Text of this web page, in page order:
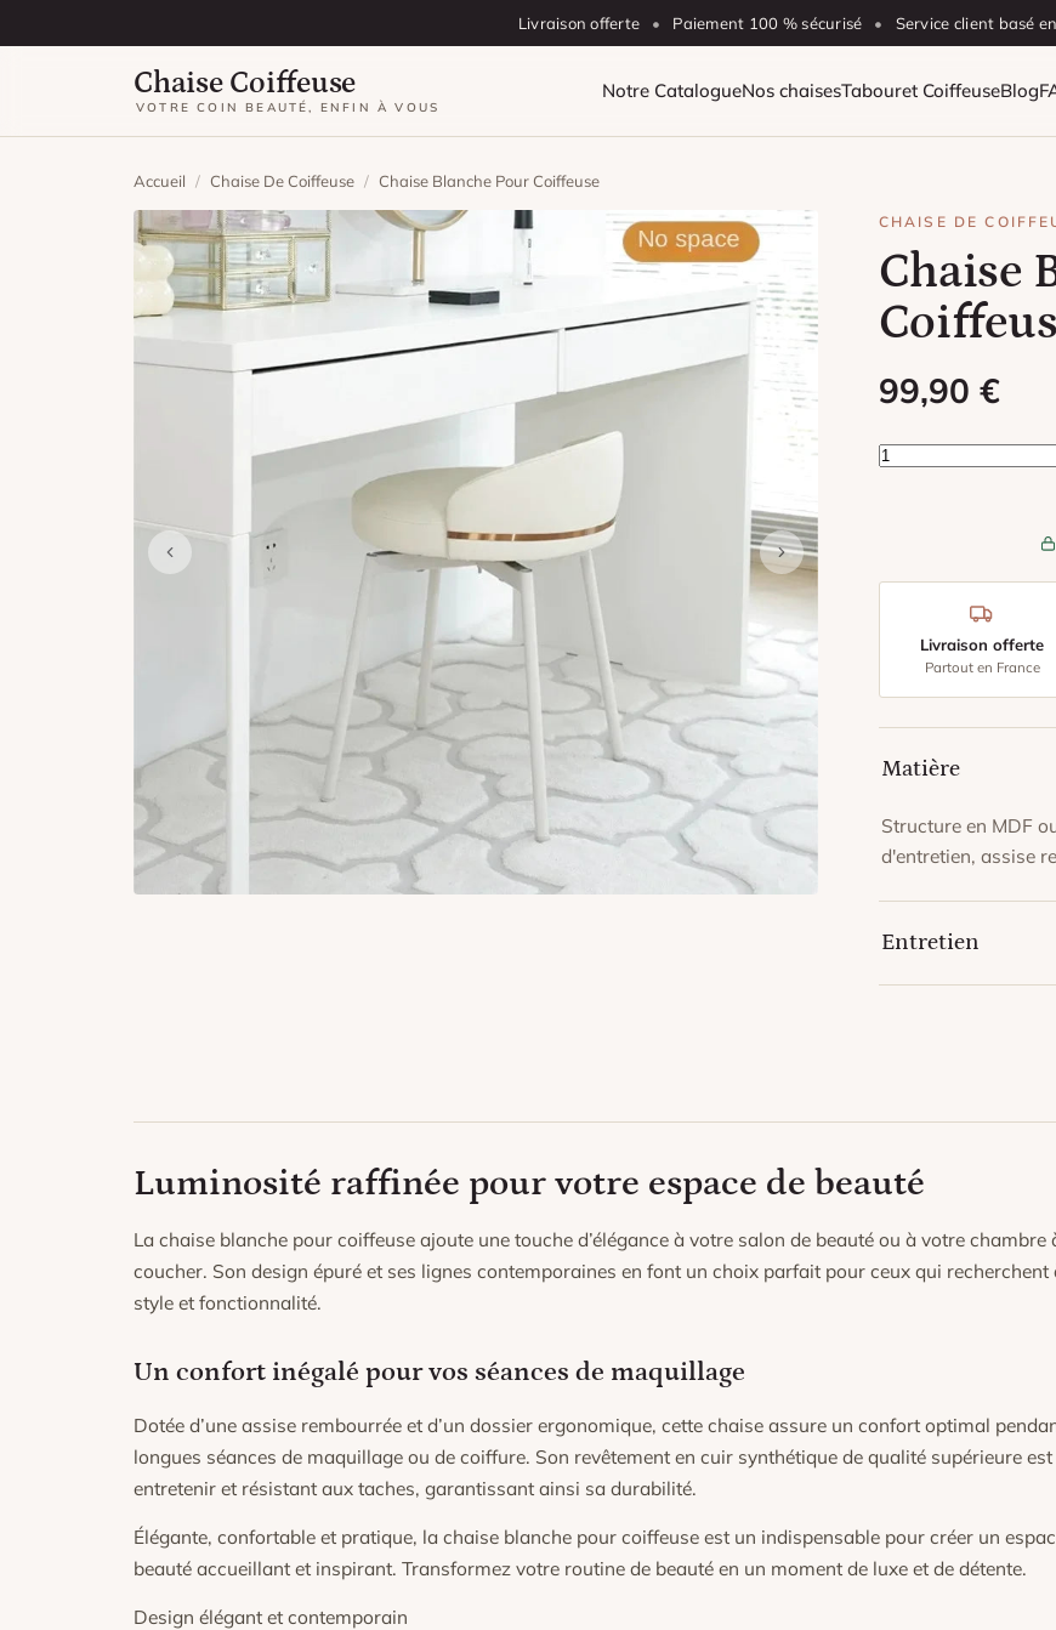
Livraison offerte • Paiement 100 % sécurisé • Service client basé
Chaise Coiffeuse
VOTRE COIN BEAUTÉ, ENFIN À VOUS
Notre CatalogueNos chaisesTabouret CoiffeuseBlog
Accueil / Chaise De Coiffeuse / Chaise Blanche Pour Coiffeuse
CHAISE DE
Chaise
99,90 €
quantité de Chaise
Livraison offerte
Partout en France
Matière
Structure en MDF
d'entretien, assise
Entretien
Luminosité raffinée pour votre espace de beauté
La chaise blanche pour coiffeuse ajoute une touche d’élégance à votre salon de beauté ou à votre chambre
coucher. Son design épuré et ses lignes contemporaines en font un choix parfait pour ceux qui recherchent
style et fonctionnalité.
Un confort inégalé pour vos séances de maquillage
Dotée d’une assise rembourrée et d’un dossier ergonomique, cette chaise assure un confort optimal
longues séances de maquillage ou de coiffure. Son revêtement en cuir synthétique de qualité supérieure
entretenir et résistant aux taches, garantissant ainsi sa durabilité.
Élégante, confortable et pratique, la chaise blanche pour coiffeuse est un indispensable pour créer un
beauté accueillant et inspirant. Transformez votre routine de beauté en un moment de luxe et de détente.
Design élégant et contemporain